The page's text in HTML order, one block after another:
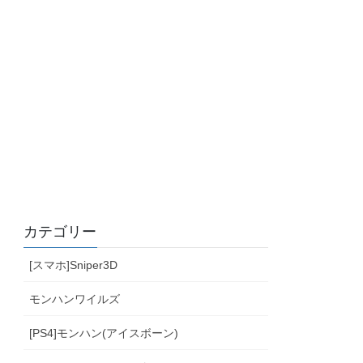
カテゴリー
[スマホ]Sniper3D
モンハンワイルズ
[PS4]モンハン(アイスボーン)